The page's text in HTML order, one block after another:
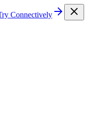
Connectively